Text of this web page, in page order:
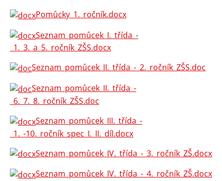
Pomůcky_1._ročník.docx
Seznam_pomůcek_I._třída_-
_1._3._a_5._ročník_ZŠS.docx
Seznam_pomůcek_II._třída_-_2._ročník_ZŠS.doc
Seznam_pomůcek_II._třída_-
_6._7._8._ročník_ZŠS.doc
Seznam_pomůcek_III._třída_-
_1._-10._ročník_spec_I._II._díl.docx
Seznam_pomůcek_IV._třída_-_3._ročník_ZŠ.docx
Seznam_pomůcek_IV._třída_-_4._ročník_ZŠ.docx